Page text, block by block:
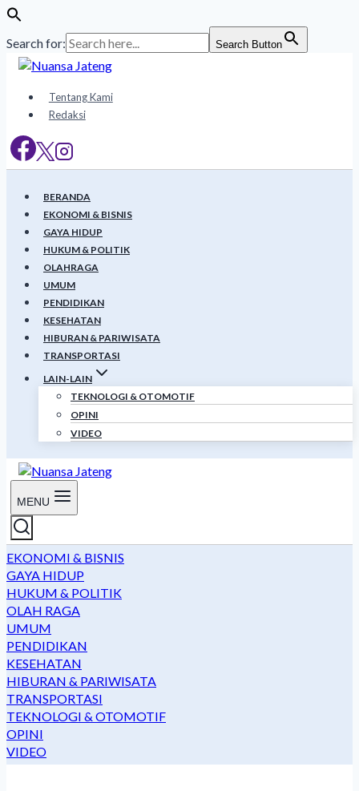
Search for: Search Button
Skip
content
Tentang Kami
Redaksi
BERANDA
EKONOMI & BISNIS
GAYA HIDUP
HUKUM & POLITIK
OLAHRAGA
UMUM
PENDIDIKAN
KESEHATAN
HIBURAN & PARIWISATA
TRANSPORTASI
LAIN-LAIN
TEKNOLOGI & OTOMOTIF
OPINI
VIDEO
MENU
EKONOMI & BISNIS
GAYA HIDUP
HUKUM & POLITIK
OLAH RAGA
UMUM
PENDIDIKAN
KESEHATAN
HIBURAN & PARIWISATA
TRANSPORTASI
TEKNOLOGI & OTOMOTIF
OPINI
VIDEO